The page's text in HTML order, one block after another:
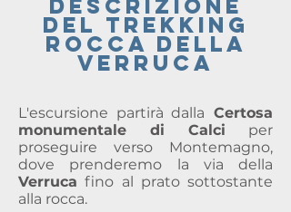
descrizione
del trekking
rocca della
verruca
L'escursione partirà dalla Certosa
monumentale di Calci per
proseguire verso Montemagno,
dove prenderemo la via della
Verruca fino al prato sottostante
alla rocca.